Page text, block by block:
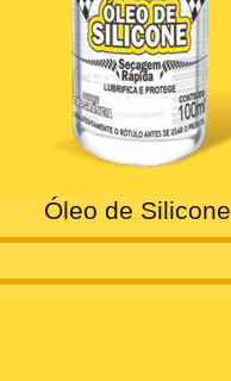
Óleo de Silicone